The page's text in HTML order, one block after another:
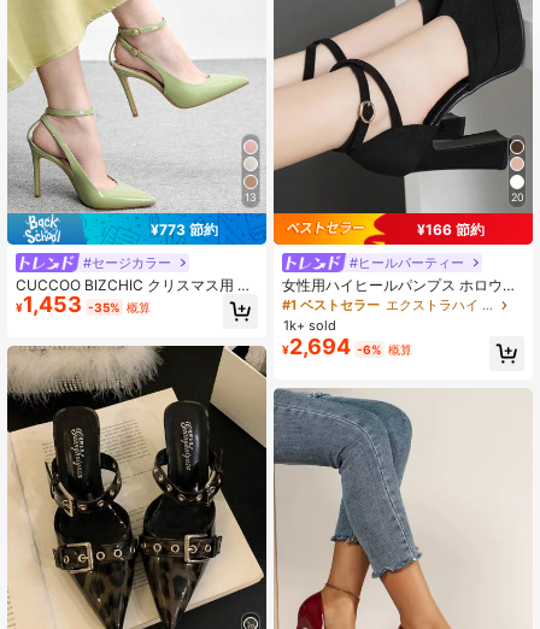
4.89 808K フォロワー
13
¥773 節約
#セージカラー
CUCCOO BIZCHIC クリスマス用 多
目的 尖った先端 レディース ハイヒ
ール
¥1,453 -35% 概算
20
¥166 節約
#ヒールパーティー
女性用ハイヒールパンプス ホロウア
ウト、超ハイヒール、ピンク、アプ
リコット、ホワイト、ブラック、レ
ッド、シルバー、ゴールドから選択
可能、ファッショナブル
#1 ベストセラー
エクストラハイ ヒール
1k+ sold
¥2,694 -6% 概算